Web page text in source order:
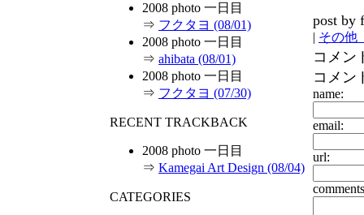
2008 photo 一日目
⇒ フクタヨ (08/01)
2008 photo 一日目
⇒ ahibata (08/01)
2008 photo 一日目
⇒ フクタヨ (07/30)
RECENT TRACKBACK
2008 photo 一日目
⇒ Kamegai Art Design (08/04)
CATEGORIES
post by
| その
コメン
コメン
name:
email:
url: